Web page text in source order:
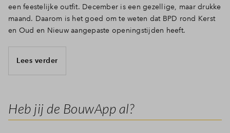
een feestelijke outfit. December is een gezellige, maar drukke
maand. Daarom is het goed om te weten dat BPD rond Kerst
en Oud en Nieuw aangepaste openingstijden heeft.
Lees verder
Heb jij de BouwApp al?